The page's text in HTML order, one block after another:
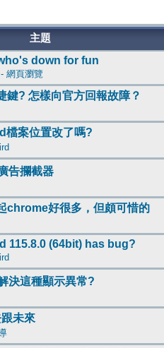
主題
down for fun
網頁瀏覽
鍵? 怎樣向官方回報故障？
案位置改了嗎?
告攔截器
chrome好很多，但頗可惜的
115.8.0 (64bit) has bug?
決這種顯示異常?
未來